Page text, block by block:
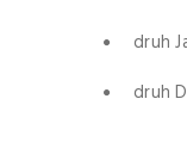
druh
druh